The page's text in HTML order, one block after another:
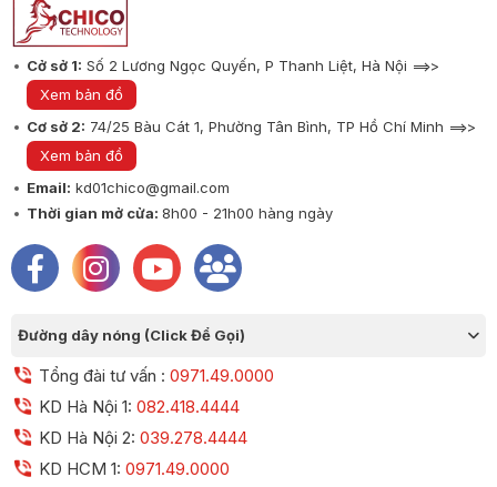
Cở sở 1: Số 2 Lương Ngọc Quyến, P Thanh Liệt, Hà Nội ==>>
Xem bản đồ
Cơ sở 2: 74/25 Bàu Cát 1, Phường Tân Bình, TP Hồ Chí Minh ==>>
Xem bản đồ
Email: kd01chico@gmail.com
Thời gian mở cửa: 8h00 - 21h00 hàng ngày
Đường dây nóng (Click Để Gọi)
Tổng đài tư vấn : 0971.49.0000
KD Hà Nội 1: 082.418.4444
KD Hà Nội 2: 039.278.4444
KD HCM 1: 0971.49.0000